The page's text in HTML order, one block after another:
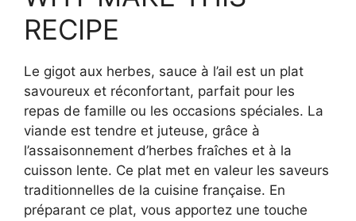
RECIPE
Le gigot aux herbes, sauce à l’ail est un plat
savoureux et réconfortant, parfait pour les
repas de famille ou les occasions spéciales. La
viande est tendre et juteuse, grâce à
l’assaisonnement d’herbes fraîches et à la
cuisson lente. Ce plat met en valeur les saveurs
traditionnelles de la cuisine française. En
préparant ce plat, vous apportez une touche